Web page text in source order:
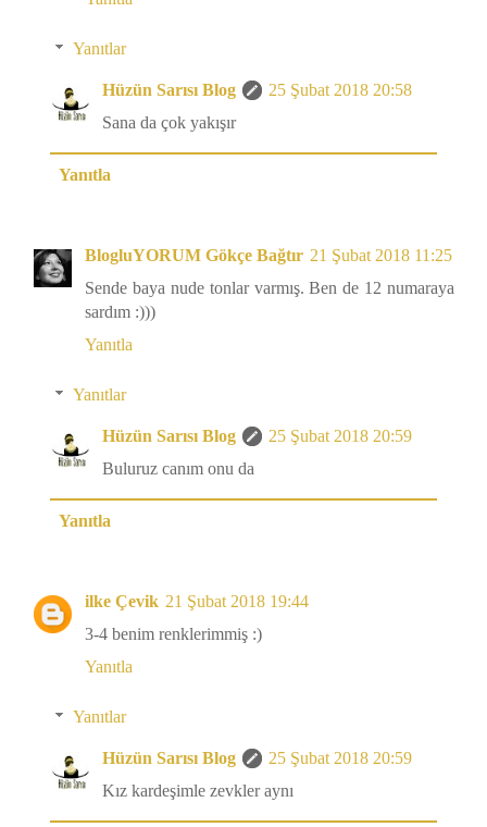
Yanıtlar
Hüzün Sarısı Blog
25 Şubat 2018 20:58
Sana da çok yakışır
Yanıtla
BlogluYORUM Gökçe Bağtır 21 Şubat 2018 11:25
Sende baya nude tonlar varmış. Ben de 12 numaraya
sardım :)))
Yanıtla
Yanıtlar
Hüzün Sarısı Blog
25 Şubat 2018 20:59
Buluruz canım onu da
Yanıtla
ilke Çevik 21 Şubat 2018 19:44
3-4 benim renklerimmiş :)
Yanıtla
Yanıtlar
Hüzün Sarısı Blog
25 Şubat 2018 20:59
Kız kardeşimle zevkler aynı